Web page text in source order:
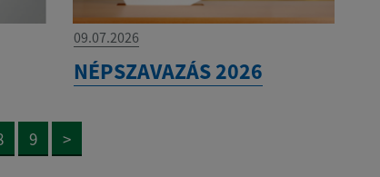
09.07.2026
NÉPSZAVAZÁS 2026
9 >